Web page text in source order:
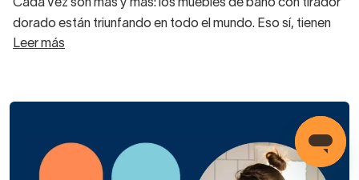
Cada vez son más y más: los muebles de baño con tirador
dorado están triunfando en todo el mundo. Eso sí, tienen
sus particularidades, ya que es una
Los baños más encantadores, dulces y coquetos nos
llegan de Oceanía. Y es que el diseño de interiores
Leer más